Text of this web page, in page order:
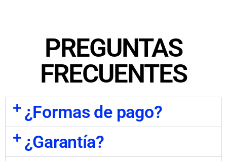
PREGUNTAS
FRECUENTES
¿Formas de pago?
¿Garantía?